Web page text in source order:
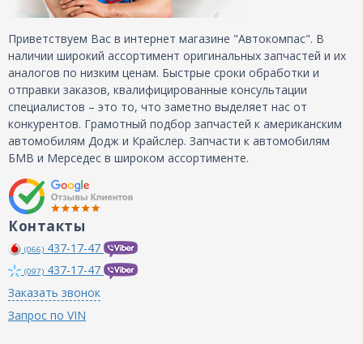
Приветствуем Вас в интернет магазине "Автокомпас". В
наличии широкий ассортимент оригинальных запчастей и их
аналогов по низким ценам. Быстрые сроки обработки и
отправки заказов, квалифицированные консультации
специалистов – это то, что заметно выделяет нас от
конкурентов. Грамотный подбор запчастей к американским
автомобилям Додж и Крайслер. Запчасти к автомобилям
БМВ и Мерседес в широком ассортименте.
Контакты
(066) 437-17-47
(097) 437-17-47
Заказать звонок
Запрос по VIN